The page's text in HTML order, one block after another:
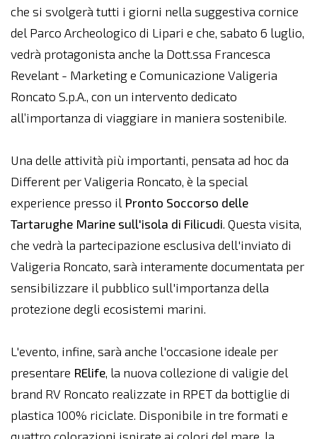
che si svolgerà tutti i giorni nella suggestiva cornice
del Parco Archeologico di Lipari e che, sabato 6 luglio,
vedrà protagonista anche la Dott.ssa Francesca
Revelant - Marketing e Comunicazione Valigeria
Roncato S.p.A., con un intervento dedicato
all’importanza di viaggiare in maniera sostenibile.
Una delle attività più importanti, pensata ad hoc da
Different per Valigeria Roncato, è la special
experience presso il Pronto Soccorso delle
Tartarughe Marine sull'isola di Filicudi. Questa visita,
che vedrà la partecipazione esclusiva dell'inviato di
Valigeria Roncato, sarà interamente documentata per
sensibilizzare il pubblico sull'importanza della
protezione degli ecosistemi marini.
L'evento, infine, sarà anche l'occasione ideale per
presentare RElife, la nuova collezione di valigie del
brand RV Roncato realizzate in RPET da bottiglie di
plastica 100% riciclate. Disponibile in tre formati e